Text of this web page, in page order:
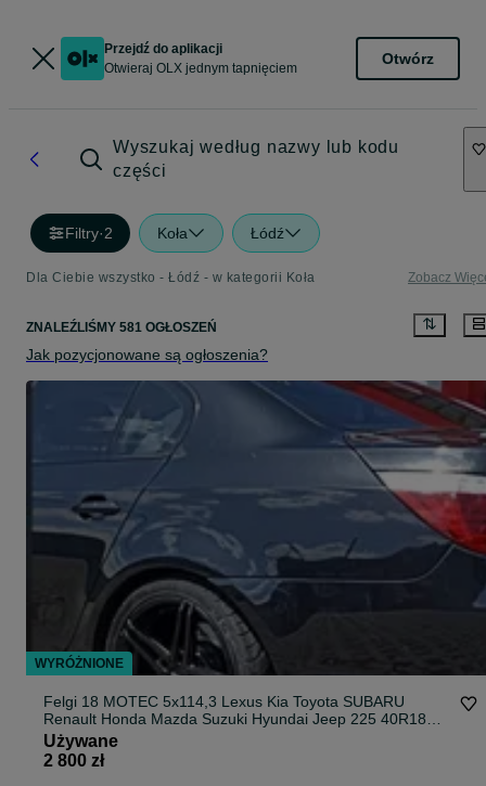
Przejdź do aplikacji
Otwieraj OLX jednym tapnięciem
Otwórz
Wyszukaj według nazwy lub kodu
części
Filtry·2 Koła Łódź
Dla Ciebie wszystko - Łódź - w kategorii Koła Zobacz
ZNALEŹLIŚMY 581 OGŁOSZEŃ
Jak pozycjonowane są ogłoszenia?
Felgi 18 MOTEC 5x114,3 Lexus Kia Toyota SUBARU
Renault Honda Mazda Suzuki Hyundai Jeep 225 40R18
lato
Używane
2 800 zł
WYRÓŻNIONE